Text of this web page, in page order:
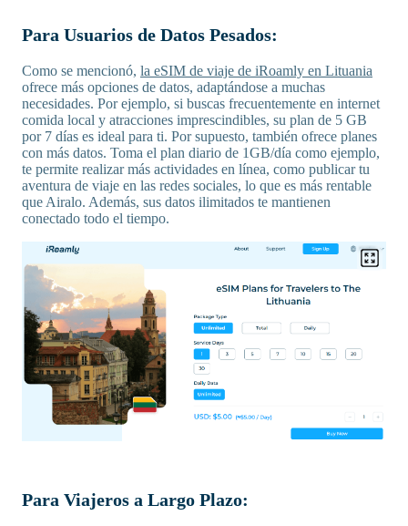
Para Usuarios de Datos Pesados:
Como se mencionó, la eSIM de viaje de iRoamly en Lituania
ofrece más opciones de datos, adaptándose a muchas
necesidades. Por ejemplo, si buscas frecuentemente en internet
comida local y atracciones imprescindibles, su plan de 5 GB
por 7 días es ideal para ti. Por supuesto, también ofrece planes
con más datos. Toma el plan diario de 1GB/día como ejemplo,
te permite realizar más actividades en línea, como publicar tu
aventura de viaje en las redes sociales, lo que es más rentable
que Airalo. Además, sus datos ilimitados te mantienen
conectado todo el tiempo.
Para Viajeros a Largo Plazo: